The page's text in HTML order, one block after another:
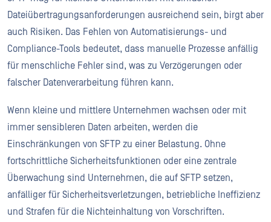
Dateiübertragungsanforderungen ausreichend sein, birgt aber
auch Risiken. Das Fehlen von Automatisierungs- und
Compliance-Tools bedeutet, dass manuelle Prozesse anfällig
für menschliche Fehler sind, was zu Verzögerungen oder
falscher Datenverarbeitung führen kann.
Wenn kleine und mittlere Unternehmen wachsen oder mit
immer sensibleren Daten arbeiten, werden die
Einschränkungen von SFTP zu einer Belastung. Ohne
fortschrittliche Sicherheitsfunktionen oder eine zentrale
Überwachung sind Unternehmen, die auf SFTP setzen,
anfälliger für Sicherheitsverletzungen, betriebliche Ineffizienz
und Strafen für die Nichteinhaltung von Vorschriften.